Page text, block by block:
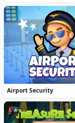
Airport Security